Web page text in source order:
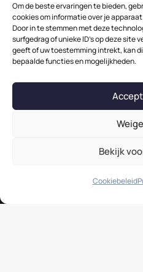
Om de beste ervaringen te bieden,
cookies om informatie over je
Door in te stemmen met deze
surfgedrag of unieke ID's op deze site
geeft of uw toestemming intrekt, kan
bepaalde functies en mogelijkheden.
Bekijk
Cookiebeleid
Retourneren
Bezorgen in BE-NL-LU
Bezorgen in Frankrijk
Garantie & reparatie
Klachtenprocedure
Contact
info@maisonetal.nl
Hoofdvestiging